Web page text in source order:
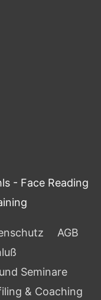
- Face Reading
AGB
Seminare
& Coaching